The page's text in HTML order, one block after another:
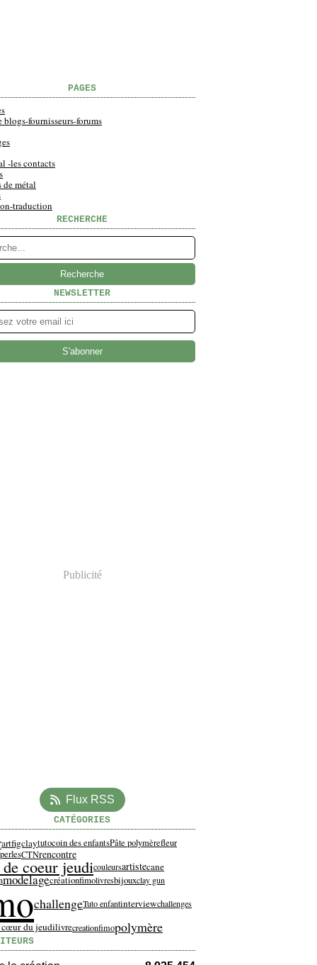
PAGES
blogs-fournisseurs-forums
-les contacts
de métal
traduction
RECHERCHE
NEWSLETTER
Publicité
Flux RSS
CATÉGORIES
artfigclaytutocoin des enfantsPâte polymèrefleur
perlesCTNrencontre
coeur jeudicouleursartistecane
modelagecréationfimolivresbijouxclay gun
challengeTuto enfantinterviewchallenges
cœur du jeudilivrecreationfimopolymère